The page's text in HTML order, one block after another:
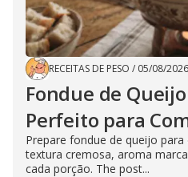
RECEITAS DE PESO / 05/08/2026
Fondue de
Perfeito para
Prepare fondue de queijo
textura cremosa, aroma
cada porção. The post...